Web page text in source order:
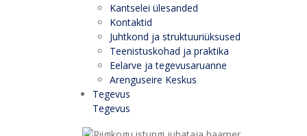
Kantselei ülesanded
Kontaktid
Juhtkond ja struktuuriüksused
Teenistuskohad ja praktika
Eelarve ja tegevusaruanne
Arenguseire Keskus
Tegevus
Tegevus